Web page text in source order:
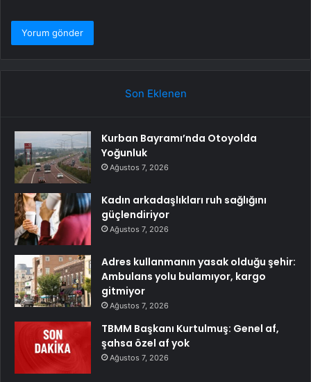
Son Eklenen
Kurban Bayramı’nda Otoyolda
Yoğunluk
Ağustos 7, 2026
Kadın arkadaşlıkları ruh sağlığını
güçlendiriyor
Ağustos 7, 2026
Adres kullanmanın yasak olduğu şehir:
Ambulans yolu bulamıyor, kargo
gitmiyor
Ağustos 7, 2026
TBMM Başkanı Kurtulmuş: Genel af,
şahsa özel af yok
Ağustos 7, 2026